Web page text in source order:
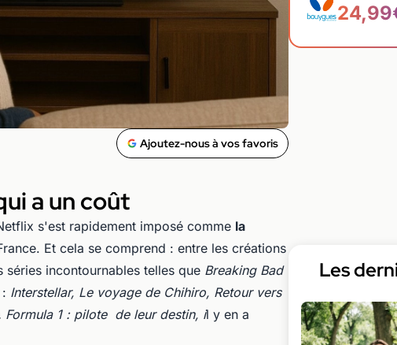
Ajoutez-nous à vos favoris
a un coût
s'est rapidement imposé comme la
Et cela se comprend : entre les créations
séries incontournables telles que Breaking Bad
Interstellar, Le voyage de Chihiro, Retour vers
Formula 1 : pilote de leur destin, il y en a
Les